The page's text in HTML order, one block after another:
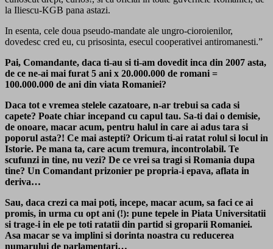
la Iliescu-KGB pana astazi.
In esenta, cele doua pseudo-mandate ale ungro-cioroienilor,
dovedesc cred eu, cu prisosinta, esecul cooperativei antiromanesti.”
Pai, Comandante, daca ti-au si ti-am dovedit inca din 2007 asta,
de ce ne-ai mai furat 5 ani x 20.000.000 de romani =
100.000.000 de ani din viata Romaniei?
Daca tot e vremea stelele cazatoare, n-ar trebui sa cada si
capete? Poate chiar incepand cu capul tau. Sa-ti dai o demisie,
de onoare, macar acum, pentru halul in care ai adus tara si
poporul asta?! Ce mai astepti? Oricum ti-ai ratat rolul si locul in
Istorie. Pe mana ta, care acum tremura, incontrolabil. Te
scufunzi in tine, nu vezi? De ce vrei sa tragi si Romania dupa
tine? Un Comandant prizonier pe propria-i epava, aflata in
deriva…
Sau, daca crezi ca mai poti, incepe, macar acum, sa faci ce ai
promis, in urma cu opt ani (!): pune tepele in Piata Universitatii
si trage-i in ele pe toti ratatii din partid si groparii Romaniei.
Asa macar se va implini si dorinta noastra cu reducerea
numarului de parlamentari…